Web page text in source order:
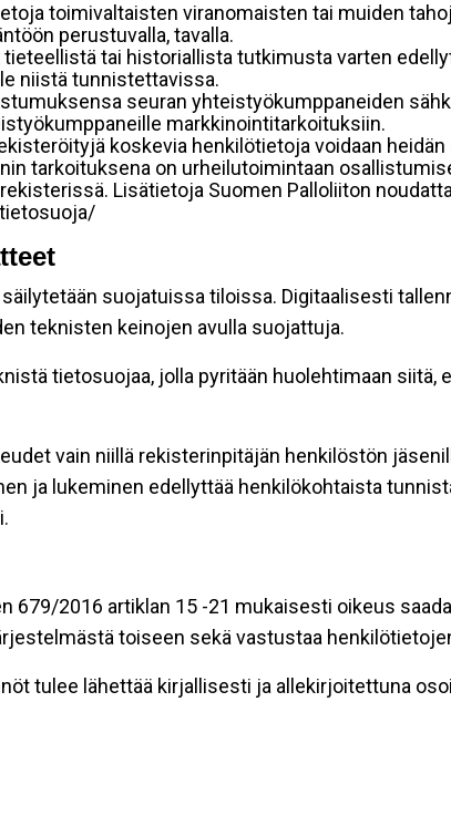
toimivaltaisten viranomaisten tai muiden
perustuvalla, tavalla.
tai historiallista tutkimusta varten
niistä tunnistettavissa.
seuran yhteistyökumppaneiden
markkinointitarkoituksiin.
koskevia henkilötietoja voidaan
tarkoituksena on urheilutoimintaan
Lisätietoja Suomen Palloliiton
suojatuissa tiloissa. Digitaalisesti
teknisten keinojen avulla suojattuja.
tietosuojaa, jolla pyritään huolehtimaan
vain niillä rekisterinpitäjän henkilöstön
ja lukeminen edellyttää henkilökohtaista
679/2016 artiklan 15 -21 mukaisesti oikeus
toiseen sekä vastustaa
tulee lähettää kirjallisesti ja allekirjoitettuna